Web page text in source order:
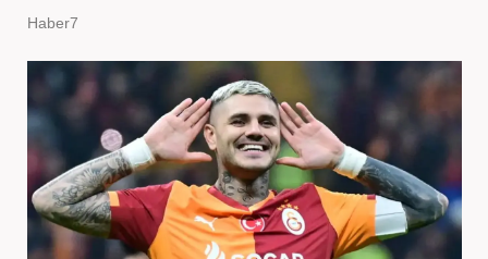
Haber7